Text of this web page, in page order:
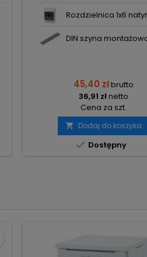
Rozdzielnica 1x6
DIN szyna
45,40 złbrutto
36,91 złnetto
Cena za szt.
 Dodaj do koszyka
 Dostępny